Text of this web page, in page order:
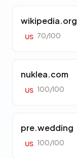
wikipedia.org
US 70/100
nuklea.com
US 100/100
pre.wedding
US 100/100